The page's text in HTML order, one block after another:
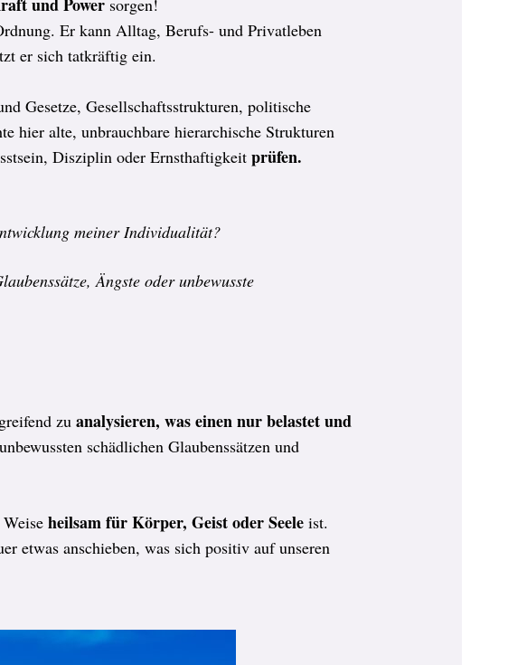
und Powersorgen!
Er kann Alltag, Berufs- und Privatleben
er sich tatkräftig ein.
Gesetze, Gesellschaftsstrukturen, politische
hier alte, unbrauchbare hierarchische Strukturen
Disziplin oder Ernsthaftigkeitprüfen.
meiner Individualität?
Ängste oder unbewusste
zu analysieren, was einen nur belastet und
schädlichen Glaubenssätzen und
heilsam für Körper, Geist oder Seeleist.
etwas anschieben, was sich positiv auf unseren